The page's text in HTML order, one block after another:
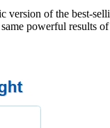
of the best-
powerful results